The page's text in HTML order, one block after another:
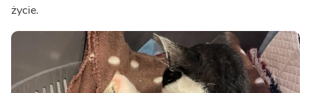
życie.